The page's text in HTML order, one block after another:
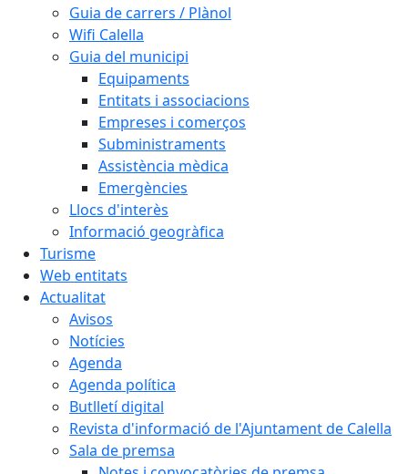
Guia de carrers / Plànol
Wifi Calella
Guia del municipi
Equipaments
Entitats i associacions
Empreses i comerços
Subministraments
Assistència mèdica
Emergències
Llocs d'interès
Informació geogràfica
Turisme
Web entitats
Actualitat
Avisos
Notícies
Agenda
Agenda política
Butlletí digital
Revista d'informació de l'Ajuntament de Calella
Sala de premsa